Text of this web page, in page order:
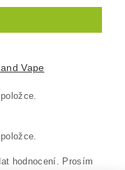
Vape
hodnocení. Prosím